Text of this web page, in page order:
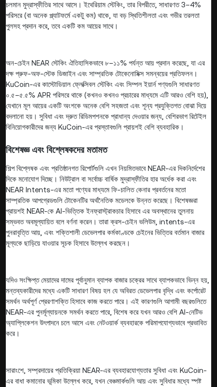
চলমান মুদ্রাস্ফীতির সাথে আসে। ইথেরিয়াম স্টেকিং, তার বিপরীতে, সাধারণত 3–4%
পরিসরে (বা অনেক প্ল্যাটফর্মে একটু কম) থাকে, যা বড় স্থিতিশীলতা এবং গভীর তরলতা
পুলসহ প্রদান করে, তবে একটি কম আয়ের সাথে।
অন-চেইন NEAR স্টেকিং ঐতিহাসিকভাবে ৮–১১% পর্যন্ত আয় প্রদান করেছে, যা এর
দক্ষ প্রুফ-অফ-স্টেক ডিজাইন এবং সাম্প্রতিক টোকেনোমিক্স সমন্বয়ের প্রতিফলন।
KuCoin-এর কাস্টোডিয়াল ফ্লেক্সিবল স্টেকিং এবং সিম্পল ইয়ার্ন পণ্যগুলি সাধারণত
০.৫–৫.৫% APR পরিসরে থাকে (কখনও কখনও প্রচারের মাধ্যমে এটি আরও বেশি হয়),
যেখানে মূল আয়ের একটি অংশকে অনেক বেশি সহজতা এবং শূন্য প্রযুক্তিগত বোঝা দিয়ে
বদলানো হয়। সুবিধা এবং দ্রুত রিডিমপশনকে প্রাধান্য দেওয়ার জন্য, বেশিরভাগ রিটেইল
বিনিয়োগকারীদের জন্য KuCoin-এর প্রস্তাবগুলি প্রায়শই বেশি ব্যবহারিক।
বিশেষজ্ঞ এবং বিশ্লেষকদের মতামত
শিল্প বিশ্লেষক এবং প্রতিষ্ঠানগত রিপোর্টগুলি এখন নিয়মিতভাবে NEAR-এর দিকনির্দেশের
দিকে মনোযোগ দিচ্ছে। নিউট্রাল বা সর্বোচ্চ বার্ষিক মুদ্রাস্ফীতির হার অর্ধেক করা এবং
NEAR Intents-এর মতো পণ্যের মাধ্যমে ফি-চালিত কেনার প্রবর্তনের মতো
সাম্প্রতিক আপগ্রেডগুলি টোকেনটির অর্থনৈতিক মডেলকে উন্নত করেছে। বিশেষজ্ঞরা
প্রায়শই NEAR-কে AI-ভিত্তিক ইনফ্রাস্ট্রাকচার হিসাবে এর অবস্থানের তুলনায়
সম্ভবত অবমূল্যায়িত বলে বর্ণনা করেন। তারা ক্রস-চেইন ভলিউম, intents-এর
পুনরাবৃত্তি আয়, এবং শক্তিশালী ডেভেলপার কর্মকাণ্ডকে চেইনের ভিত্তির বর্তমান বাজার
মূল্যকে ছাড়িয়ে যাওয়ার সূচক হিসাবে উল্লেখ করছেন।
যদিও সংক্ষিপ্ত মেয়াদের দামের পূর্বানুমান ব্যাপক বাজার চক্রের সাথে ব্যাপকভাবে ভিন্ন হয়,
মন্তব্যকারীদের মধ্যে একটি সাধারণ বিষয় হল যে অবিরত ডেভেলপার বৃদ্ধি এবং কর্পোরেট
সমর্থন অর্থপূর্ণ প্রেরণাশক্তি হিসাবে কাজ করতে পারে। এই কারণগুলি আগামী বছরগুলিতে
NEAR-এর পুনর্মূল্যায়নকে সমর্থন করতে পারে, বিশেষ করে যখন আরও বেশি AI-নেটিভ
অ্যাপ্লিকেশন উৎপাদনে চলে আসে এবং নেটওয়ার্ক ব্যবহারকে পরিমাপযোগ্যভাবে প্রভাবিত
করে।
সারাংশে, সম্প্রদায়ের প্রতিক্রিয়া NEAR-এর ব্যবহারযোগ্যতার সুবিধা এবং KuCoin-
এর বাধা কমানোর ভূমিকা উল্লেখ করে, যখন বেঞ্চমার্কগুলি আয় এবং সুবিধার মধ্যে স্পষ্ট